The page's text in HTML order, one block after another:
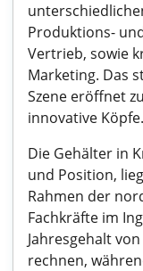
Produktions-
Vertrieb, sowie
Marketing. Das
Szene eröffnet
innovative Köpfe.
Die Gehälter in
und Position,
Rahmen der
Fachkräfte im
Jahresgehalt
rechnen,